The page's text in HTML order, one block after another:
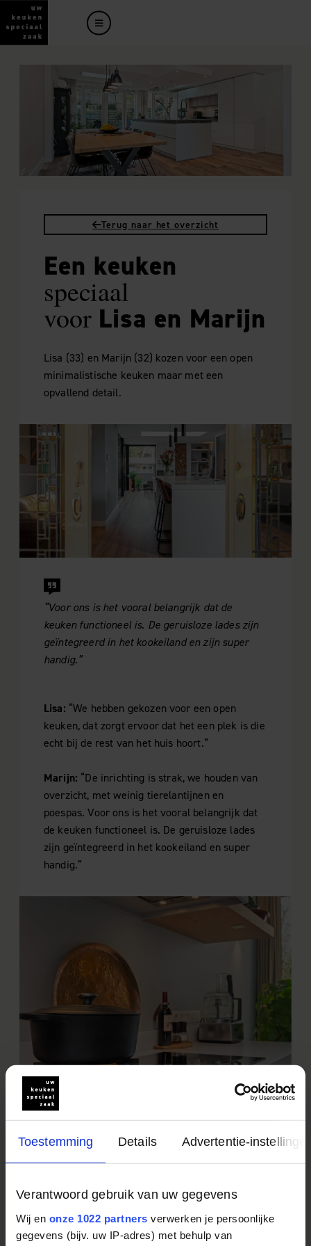
Toestemming Details Advertentie-
Verantwoord gebruik van uw gegevens
Wij en onze 1022 partners verwerken je persoonlijke
gegevens (bijv. uw IP-adres) met behulp van
Terug naar het overzicht
Een keuken
speciaal
voorLisa en Marijn
Lisa (33) en Marijn (32) kozen voor een open
minimalistische keuken maar met een
opvallend detail.
“Voor ons is het vooral belangrijk dat de
keuken functioneel is. De geruisloze lades zijn
geïntegreerd in het kookeiland en zijn super
handig.”
Lisa: “We hebben gekozen voor een open
keuken, dat zorgt ervoor dat het een plek is die
echt bij de rest van het huis hoort.”
Marijn: “De inrichting is strak, we houden van
overzicht, met weinig tierelantijnen en
poespas. Voor ons is het vooral belangrijk dat
de keuken functioneel is. De geruisloze lades
zijn geïntegreerd in het kookeiland en super
handig.”